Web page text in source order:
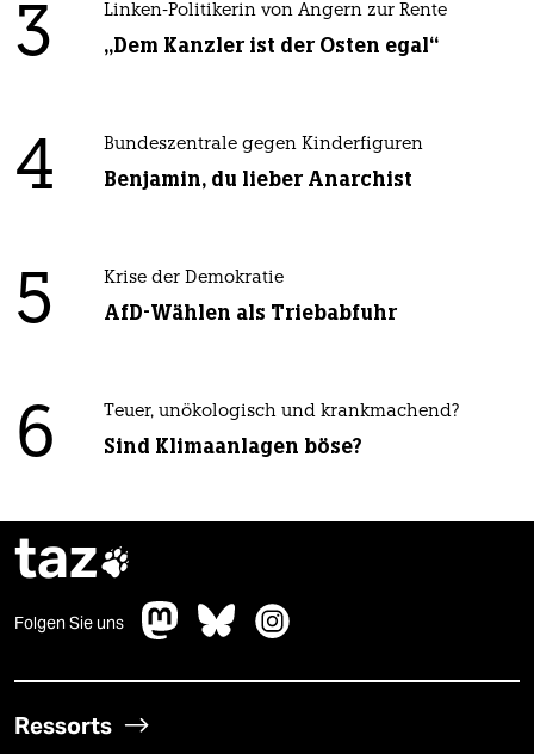
3 Linken-Politikerin von Angern zur Rente
„Dem Kanzler ist der Osten egal“
4 Bundeszentrale gegen Kinderfiguren
Benjamin, du lieber Anarchist
5 Krise der Demokratie
AfD-Wählen als Triebabfuhr
6 Teuer, unökologisch und krankmachend?
Sind Klimaanlagen böse?
taz
Folgen Sie uns
Ressorts